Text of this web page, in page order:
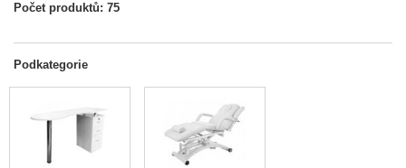
Počet produktů: 75
Podkategorie